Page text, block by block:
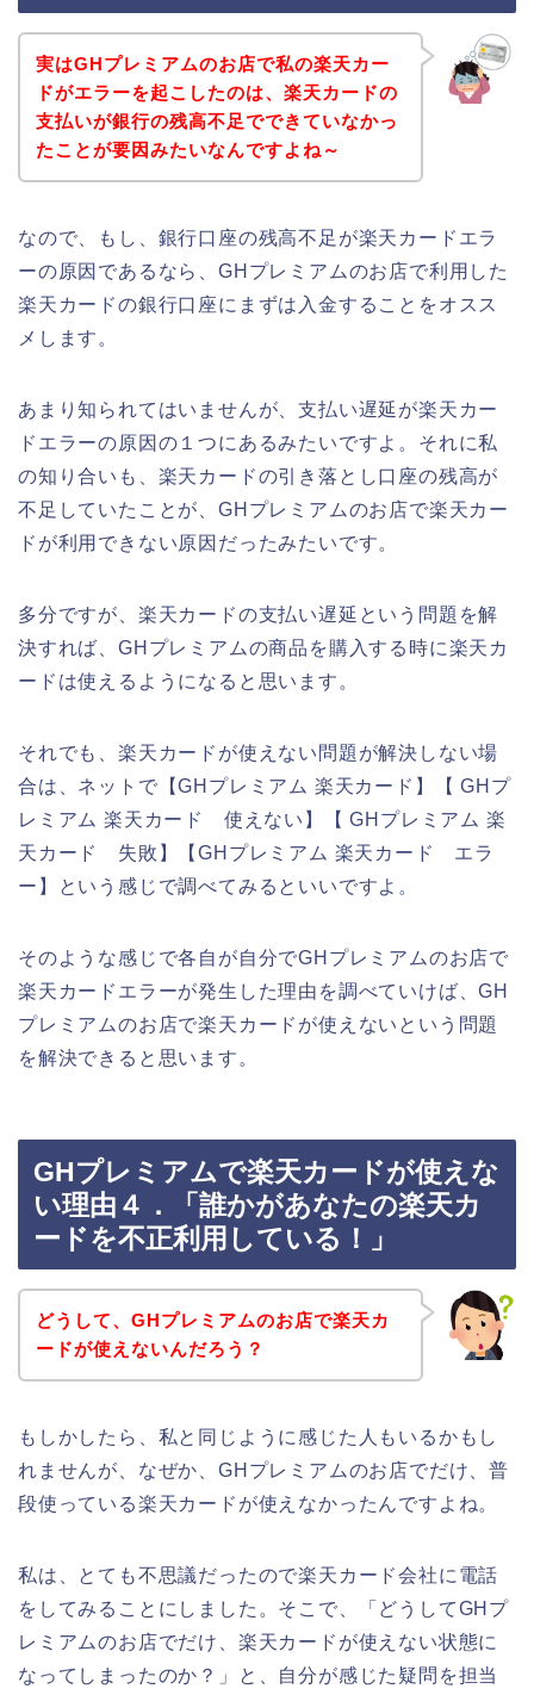
実はGHプレミアムのお店で私の楽天カー
ドがエラーを起こしたのは、楽天カードの
支払いが銀行の残高不足でできていなかっ
たことが要因みたいなんですよね～
なので、もし、銀行口座の残高不足が楽天カードエラ
ーの原因であるなら、GHプレミアムのお店で利用した
楽天カードの銀行口座にまずは入金することをオスス
メします。
あまり知られてはいませんが、支払い遅延が楽天カー
ドエラーの原因の１つにあるみたいですよ。それに私
の知り合いも、楽天カードの引き落とし口座の残高が
不足していたことが、GHプレミアムのお店で楽天カー
ドが利用できない原因だったみたいです。
多分ですが、楽天カードの支払い遅延という問題を解
決すれば、GHプレミアムの商品を購入する時に楽天カ
ードは使えるようになると思います。
それでも、楽天カードが使えない問題が解決しない場
合は、ネットで【GHプレミアム 楽天カード】【 GHプ
レミアム 楽天カード 使えない】【 GHプレミアム 楽
天カード 失敗】【GHプレミアム 楽天カード エラ
ー】という感じで調べてみるといいですよ。
そのような感じで各自が自分でGHプレミアムのお店で
楽天カードエラーが発生した理由を調べていけば、GH
プレミアムのお店で楽天カードが使えないという問題
を解決できると思います。
GHプレミアムで楽天カードが使えな
い理由４．「誰かがあなたの楽天カ
ードを不正利用している！」
どうして、GHプレミアムのお店で楽天カ
ードが使えないんだろう？
もしかしたら、私と同じように感じた人もいるかもし
れませんが、なぜか、GHプレミアムのお店でだけ、普
段使っている楽天カードが使えなかったんですよね。
私は、とても不思議だったので楽天カード会社に電話
をしてみることにしました。そこで、「どうしてGHプ
レミアムのお店でだけ、楽天カードが使えない状態に
なってしまったのか？」と、自分が感じた疑問を担当